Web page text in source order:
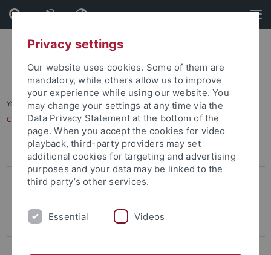
Skip
to
content
Skip
to
footer
You are here: Startseite
...
CIVIS für Studierende und Promovierende
Profil
Partnerschaften
Matariki
Privacy settings
Our website uses cookies. Some of them are
mandatory, while others allow us to improve
your experience while using our website. You
may change your settings at any time via the
Data Privacy Statement at the bottom of the
page. When you accept the cookies for video
playback, third-party providers may set
additional cookies for targeting and advertising
purposes and your data may be linked to the
third party’s other services.
Essential Videos